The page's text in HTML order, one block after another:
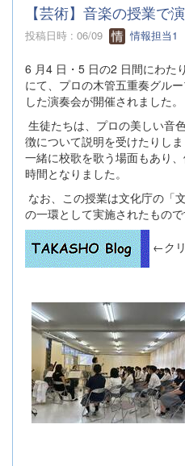
【芸術】音楽の授業で
投稿日時 : 06/09 情報担当1
6 月4 日・5 日の2 日間にわ
にて、プロの木管五重奏グル
した演奏会が開催されました。
生徒たちは、プロの美しい音
徴について説明を受けたりし
一緒に校歌を歌う場面もあり
時間となりました。
なお、この授業は文化庁の「
の一環として実施されたもので
←ク